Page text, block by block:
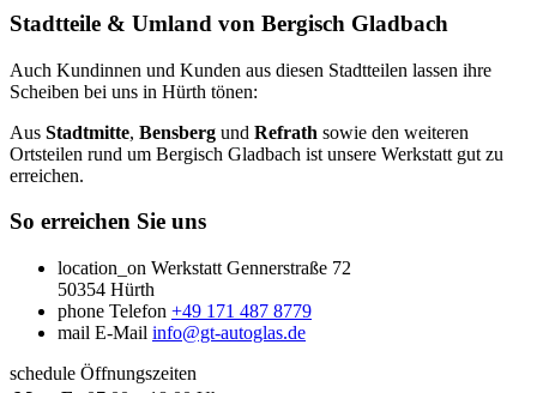
Stadtteile & Umland von Bergisch Gladbach
Auch Kundinnen und Kunden aus diesen Stadtteilen lassen ihre
Scheiben bei uns in Hürth tönen:
Aus Stadtmitte, Bensberg und Refrath sowie den weiteren
Ortsteilen rund um Bergisch Gladbach ist unsere Werkstatt gut zu
erreichen.
So erreichen Sie uns
location_on Werkstatt Gennerstraße 72
50354 Hürth
phone Telefon +49 171 487 8779
mail E-Mail info@gt-autoglas.de
schedule Öffnungszeiten